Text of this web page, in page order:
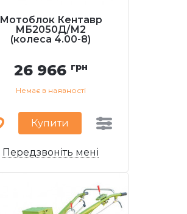
Мотоблок Кентавр
МБ2050Д/М2
(колеса 4.00-8)
26 966 грн
Немає в наявності
Купити
Передзвоніть мені